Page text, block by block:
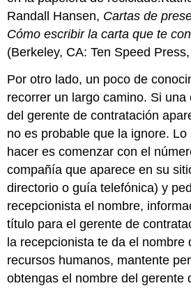
Randall Hansen, Cartas de
Cómo escribir la carta que te
(Berkeley, CA: Ten Speed
Por otro lado, un poco de
recorrer un largo camino. Si
del gerente de contratación
no es probable que la ignore.
hacer es comenzar con el
compañía que aparece en su
directorio o guía telefónica) y
recepcionista el nombre,
título para el gerente de
la recepcionista te da el nombre
recursos humanos, mantente
obtengas el nombre del gerente